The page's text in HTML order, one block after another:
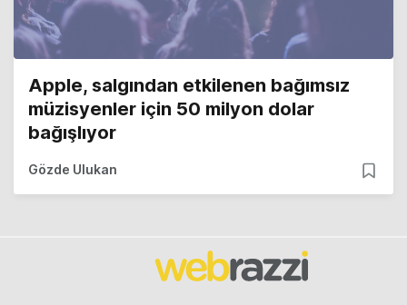
Apple, salgından etkilenen bağımsız
müzisyenler için 50 milyon dolar
bağışlıyor
Gözde Ulukan